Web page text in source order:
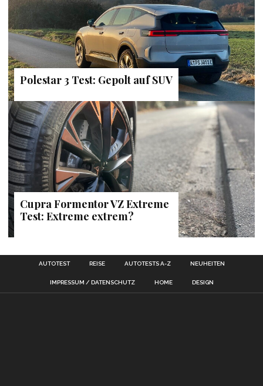
Polestar 3 Test: Gepolt auf SUV
Cupra Formentor VZ Extreme
Test: Extreme extrem?
AUTOTEST REISE AUTOTESTS A-Z NEUHEITEN
IMPRESSUM / DATENSCHUTZ HOME DESIGN